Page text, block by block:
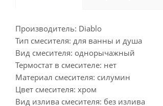
Производитель: Diablo
Тип смесителя: для ванны и душа
Вид смесителя: однорычажный
Термостат в смесителе: нет
Материал смесителя: силумин
Цвет смесителя: хром
Вид излива смесителя: без излива